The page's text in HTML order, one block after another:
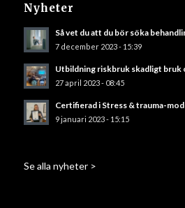
Nyheter
Så vet du att du bör söka
7 december 2023 - 15:39
Utbildning riskbruk skadligt bruk
27 april 2023 - 08:45
Certifierad i Stress & trauma-
9 januari 2023 - 15:15
Se alla nyheter >